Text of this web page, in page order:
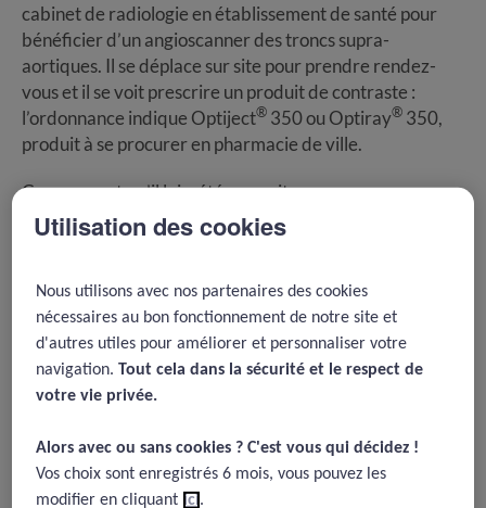
cabinet de radiologie en établissement de santé pour
bénéficier d’un angioscanner des troncs supra-
aortiques. Il se déplace sur site pour prendre rendez-
vous et il se voit prescrire un produit de contraste :
l’ordonnance indique Optiject® 350 ou Optiray® 350,
produit à se procurer en pharmacie de ville.
Comprenant qu’il lui a été prescrit un examen
d’imagerie injecté, il indique à la secrétaire avoir le
souvenir d’une réaction allergique au début des années
suites d’une colique néphrétique… la secrétaire lui
précise alors qu’il devra en faire mention le jour de
l’examen…
Il rentre donc chez lui avec l’assurance que la situation
Le jour de l’examen, il se présente à l’heure indiquée… il
est installé dans la salle d’attente "Scanner". Il est pris en
Utilisation des cookies
Nous utilisons avec nos partenaires des cookies
nécessaires au bon fonctionnement de notre site et
d'autres utiles pour améliorer et personnaliser votre
navigation.Tout cela dans la sécurité et le respect de
votre vie privée.​
Alors avec ou sans cookies ? C'est vous qui décidez !​
Vos choix sont enregistrés 6 mois, vous pouvez les
modifier en cliquant ici.